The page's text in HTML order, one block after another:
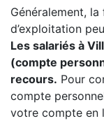
Généralement,
d’exploitation
Les salariés à
(compte
recours. Pour
compte
votre compte en